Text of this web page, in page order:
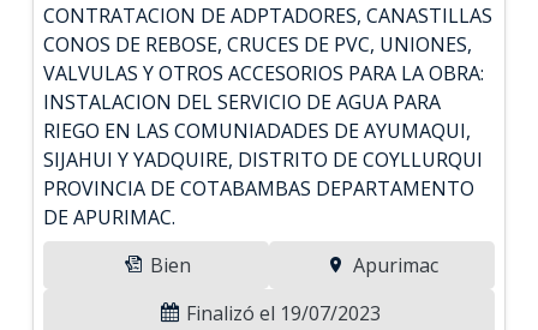
CONTRATACION DE ADPTADORES, CANASTILLAS
CONOS DE REBOSE, CRUCES DE PVC, UNIONES,
VALVULAS Y OTROS ACCESORIOS PARA LA OBRA:
INSTALACION DEL SERVICIO DE AGUA PARA
RIEGO EN LAS COMUNIADADES DE AYUMAQUI,
SIJAHUI Y YADQUIRE, DISTRITO DE COYLLURQUI
PROVINCIA DE COTABAMBAS DEPARTAMENTO
DE APURIMAC.
Bien
Apurimac
Finalizó el 19/07/2023